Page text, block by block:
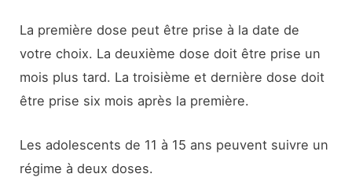
La première dose peut être prise à la date de
votre choix. La deuxième dose doit être prise un
mois plus tard. La troisième et dernière dose doit
être prise six mois après la première.
Les adolescents de 11 à 15 ans peuvent suivre un
régime à deux doses.